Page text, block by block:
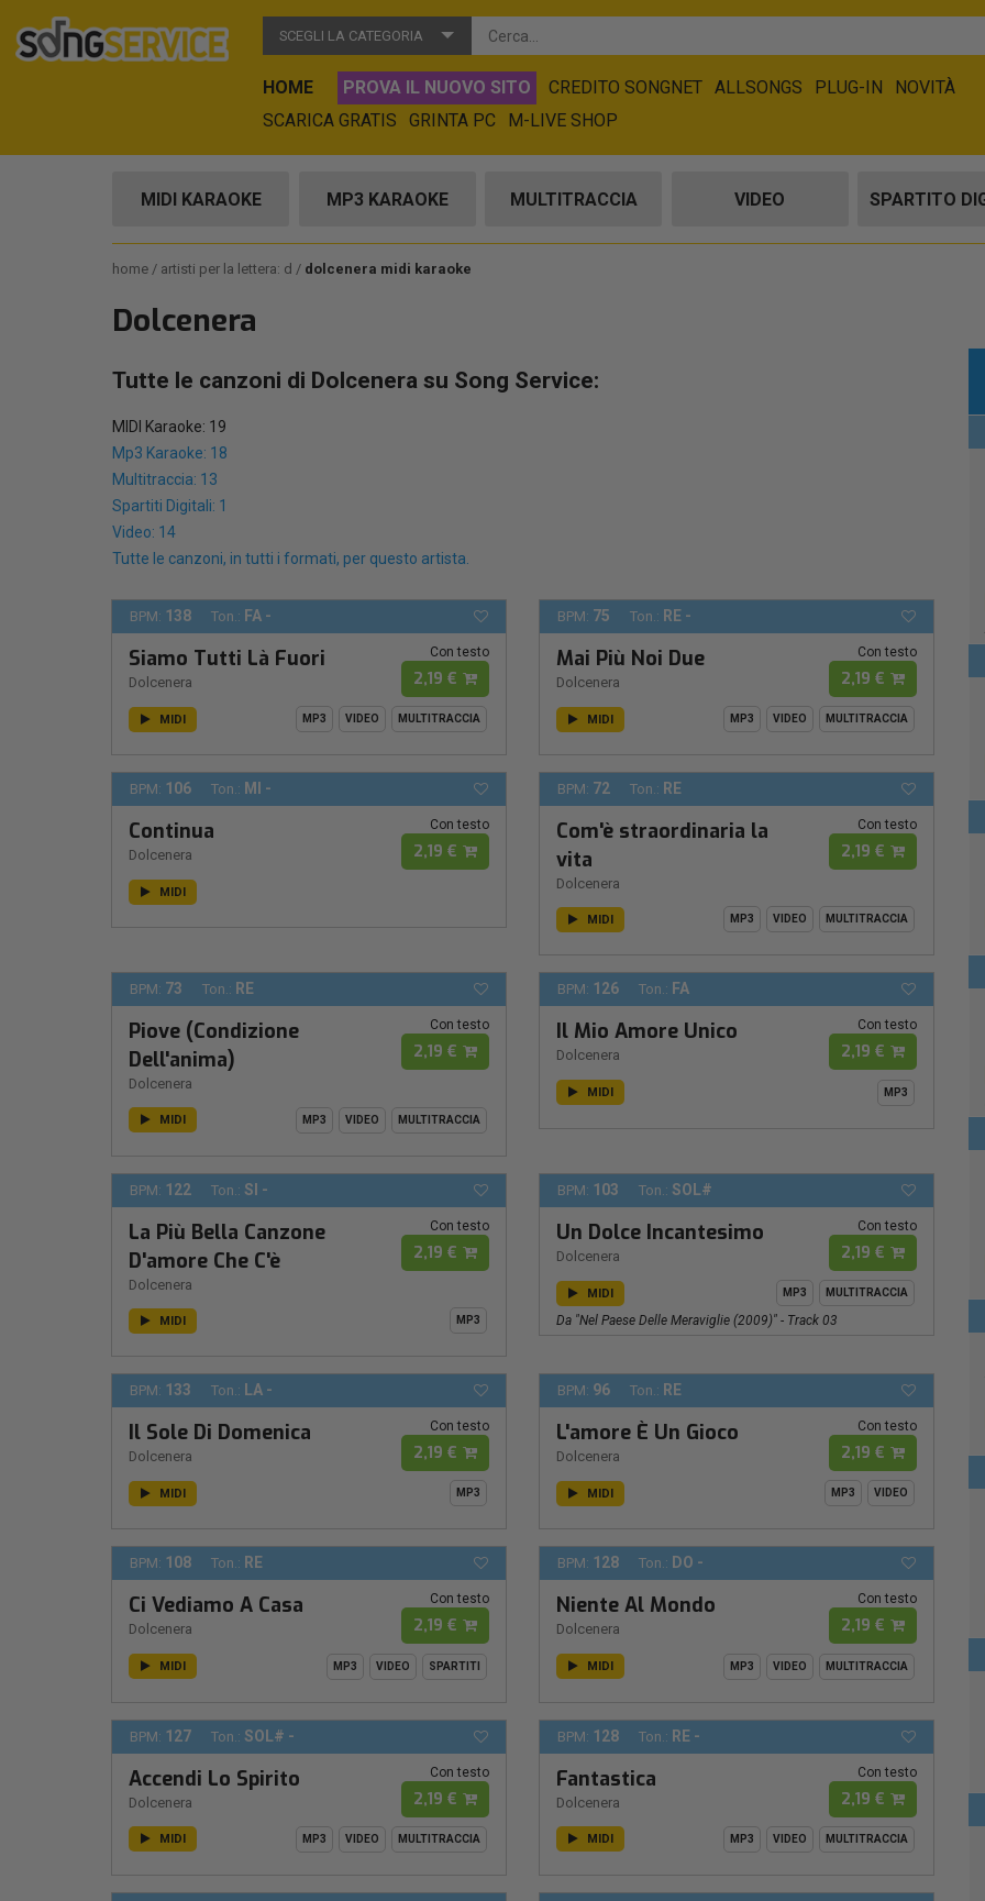
SCEGLI LA CATEGORIA
HOME PROVA IL NUOVO SITO CREDITO SONGNET ALLSONGS PLUG-IN
NOVITÀ
SCARICA GRATIS
GRINTA PC M-LIVE SHOP
MIDI KARAOKE MP3 KARAOKE MULTITRACCIA VIDEO SPARTITO
home artisti per la lettera: d dolcenera midi karaoke
Dolcenera
Tutte le canzoni di Dolcenera su Song Service:
MIDI Karaoke: 19
Mp3 Karaoke: 18
Multitraccia: 13
Spartiti Digitali: 1
Video: 14
Tutte le canzoni, in tutti i formati, per questo artista.
BPM: 138 Ton.: FA -
Siamo Tutti Là Fuori
Dolcenera
Con testo
2,19 €
MIDI MP3 VIDEO MULTITRACCIA
BPM: 75 Ton.: RE -
Mai Più Noi Due
Dolcenera
Con testo
2,19 €
MIDI MP3 VIDEO MULTITRACCIA
BPM: 106 Ton.: MI -
Continua
Dolcenera
Con testo
2,19 €
MIDI
BPM: 72 Ton.: RE
Com'è straordinaria la
vita
Dolcenera
Con testo
2,19 €
MIDI MP3 VIDEO MULTITRACCIA
BPM: 73 Ton.: RE
Piove (Condizione
Dell'anima)
Dolcenera
Con testo
2,19 €
MIDI MP3 VIDEO MULTITRACCIA
BPM: 126 Ton.: FA
Il Mio Amore Unico
Dolcenera
Con testo
2,19 €
MIDI MP3
BPM: 122 Ton.: SI -
La Più Bella Canzone
D'amore Che C'è
Dolcenera
Con testo
2,19 €
MIDI MP3
BPM: 103 Ton.: SOL#
Un Dolce Incantesimo
Dolcenera
Con testo
2,19 €
MIDI MP3 MULTITRACCIA
Da "Nel Paese Delle Meraviglie (2009)" - Track 03
BPM: 133 Ton.: LA -
Il Sole Di Domenica
Dolcenera
Con testo
2,19 €
MIDI MP3
BPM: 96 Ton.: RE
L'amore È Un Gioco
Dolcenera
Con testo
2,19 €
MIDI MP3 VIDEO
BPM: 108 Ton.: RE
Ci Vediamo A Casa
Dolcenera
Con testo
2,19 €
MIDI MP3 VIDEO SPARTITI
BPM: 128 Ton.: DO -
Niente Al Mondo
Dolcenera
Con testo
2,19 €
MIDI MP3 VIDEO MULTITRACCIA
BPM: 127 Ton.: SOL# -
Accendi Lo Spirito
Dolcenera
Con testo
2,19 €
MIDI MP3 VIDEO MULTITRACCIA
BPM: 128 Ton.: RE -
Fantastica
Dolcenera
Con testo
2,19 €
MIDI MP3 VIDEO MULTITRACCIA